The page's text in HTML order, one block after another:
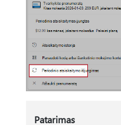
Patarimas